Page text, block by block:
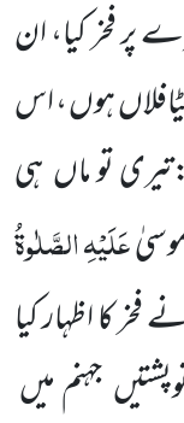
فخر کیا، ان
ہوں ، اس
تو ماںہی
عَلَیْہِالصَّلٰوۃُ
کا اظہار کیا
جہنم میں